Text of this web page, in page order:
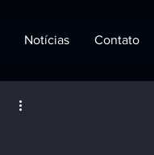
Notícias Contato